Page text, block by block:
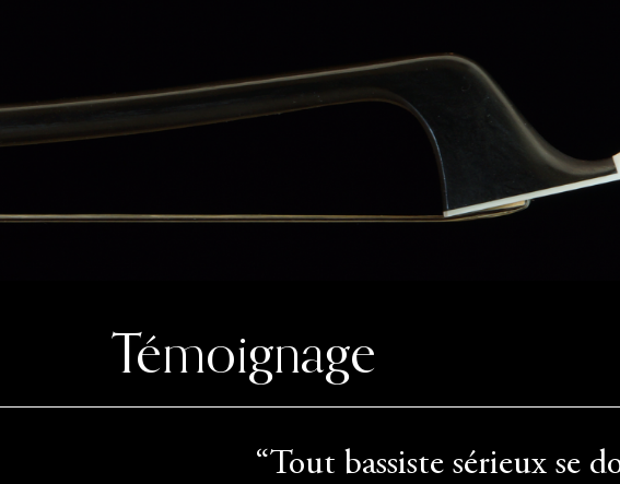
Témoignage
“Tout bassiste sérieux se